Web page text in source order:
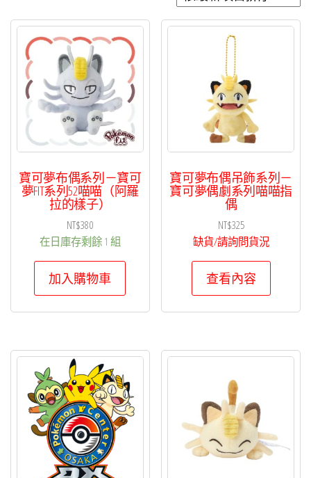
新
項
排
序
寶可夢布偶系列－寶可
夢FIT系列52喵喵（阿羅
拉的樣子）
NT$380
在日庫存剩餘 1 組
加入購物車
寶可夢布偶吊飾系列－
寶可夢偶劇系列喵喵指
偶
NT$325
缺貨/請詢問貨況
查看內容